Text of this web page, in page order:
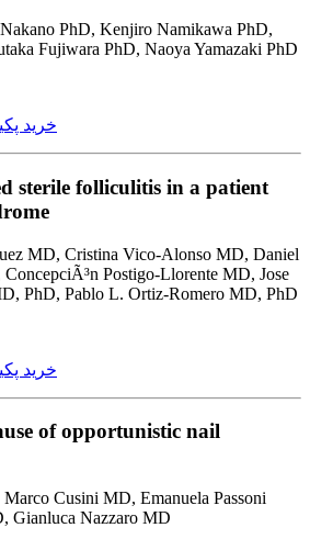
PhD, Kenjiro Namikawa PhD,
Fujiwara PhD, Naoya Yamazaki PhD
خرید
sterile folliculitis in a patient
MD, Cristina Vico-Alonso MD, Daniel
Postigo-Llorente MD, Jose
PhD, Pablo L. Ortiz-Romero MD, PhD
خرید
of opportunistic nail
Cusini MD, Emanuela Passoni
Gianluca Nazzaro MD